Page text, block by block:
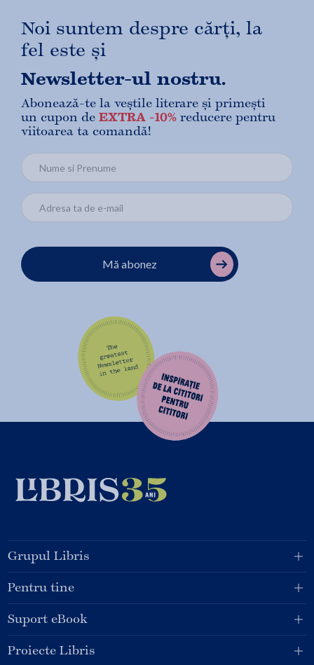
Noi suntem despre cărți, la
fel este și
Newsletter-ul nostru.
Abonează-te la veștile literare și primești
un cupon de EXTRA -10% reducere pentru
viitoarea ta comandă!
Mă abonez
Grupul Libris
Pentru tine
Suport eBook
Proiecte Libris